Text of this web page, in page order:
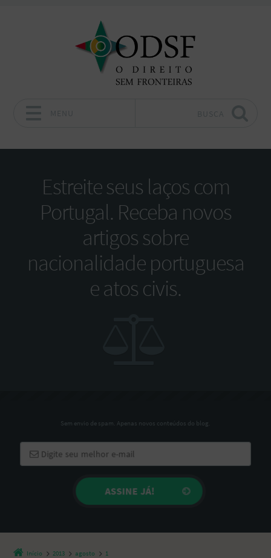
Estreite seus laços com
Portugal. Receba novos
artigos sobre
nacionalidade portuguesa
e atos civis.
Sem envio de spam. Apenas novos conteúdos do blog.
Início 2013 agosto 1